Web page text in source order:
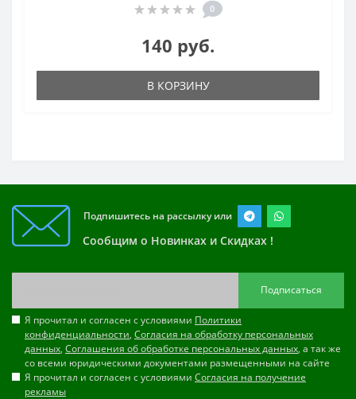
0
140 руб.
В КОРЗИНУ
Подпишитесь на рассылку или
Сообщим о Новинках и Скидках !
Подписаться
Я прочитал и согласен с условиями Политики
конфиденциальности, Согласия на обработку персональных
данных, Соглашения об обработке персональных данных, а так же
со всеми юридическими документами размещенными на сайте
Я прочитал и согласен с условиями Согласия на получение
рекламы